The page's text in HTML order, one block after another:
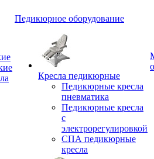
Педикюрное оборудование
Кресла педикюрные
Педикюрные кресла
пневматика
Педикюрные кресла
с
электрорегулировкой
СПА педикюрные
кресла